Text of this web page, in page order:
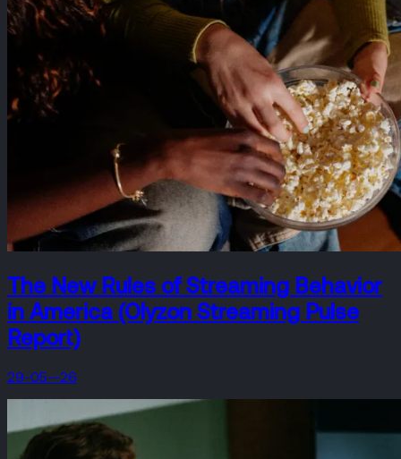
The New Rules of Streaming Behavior
in America (Olyzon Streaming Pulse
Report)
29-05—26